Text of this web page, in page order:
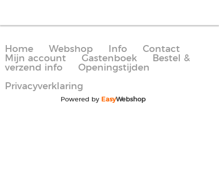
Home Webshop Info
Contact
Mijn account
Gastenboek
Bestel &
verzend info
Openingstijden
Privacyverklaring
Powered by EasyWebshop